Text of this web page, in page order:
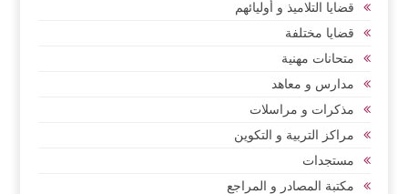
قضايا التلاميذ و أوليائهم
قضايا مختلفة
متحانات مهنية
مدارس و معاهد
مذكرات و مراسلات
مراكز التربية و التكوين
مستجدات
مكتبة المصادر و المراجع